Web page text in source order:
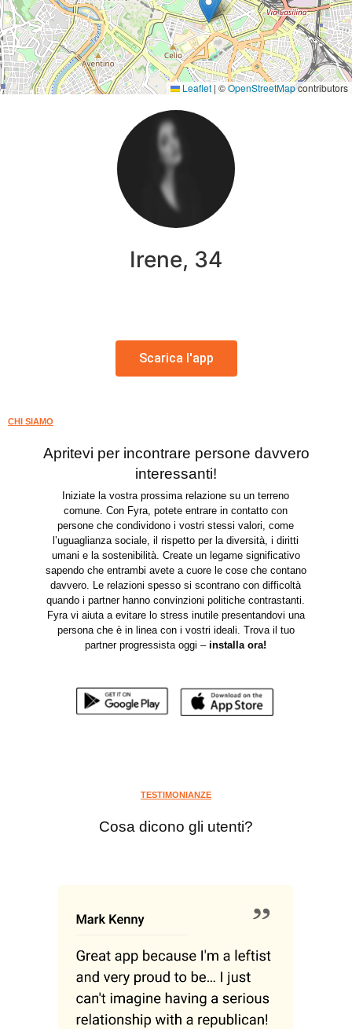
Leaflet | ©OpenStreetMapcontributors
Irene, 34
Scarica l'app
CHI SIAMO
Apritevi per incontrare persone davvero
interessanti!
Iniziate la vostra prossima relazione su un terreno
comune. Con Fyra, potete entrare in contatto con
persone che condividono i vostri stessi valori, come
l’uguaglianza sociale, il rispetto per la diversità, i diritti
umani e la sostenibilità. Create un legame significativo
sapendo che entrambi avete a cuore le cose che contano
davvero. Le relazioni spesso si scontrano con difficoltà
quando i partner hanno convinzioni politiche contrastanti.
Fyra vi aiuta a evitare lo stress inutile presentandovi una
persona che è in linea con i vostri ideali. Trova il tuo
partner progressista oggi –installa ora!
TESTIMONIANZE
Cosa dicono gli utenti?